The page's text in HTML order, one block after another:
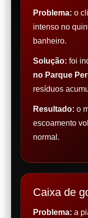
Problema: o
intenso no
banheiro.
Solução: foi
no Parque
resíduos
Resultado: o
escoamento
normal.
Caixa de
Problema: a